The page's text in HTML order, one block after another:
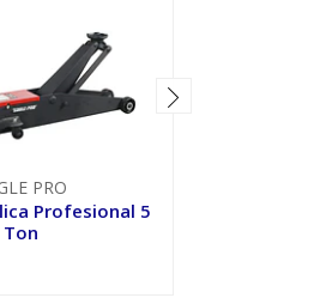
PRO
Profesional 5
Ton